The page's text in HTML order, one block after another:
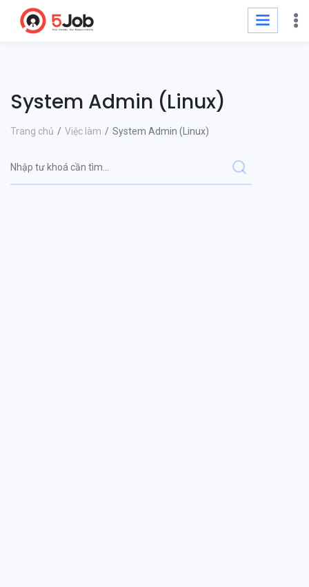
System Admin (Linux)
Trang chủ Việc làm System Admin (Linux)